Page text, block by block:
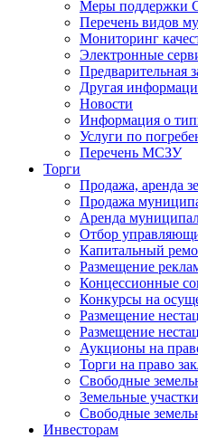
Меры поддержки
Перечень видов
Мониторинг
Электронные
Предварительная
Другая
Новости
Информация о
Услуги по
Перечень МСЗУ
Торги
Продажа, аренда
Продажа
Аренда
Отбор
Капитальный
Размещение
Концессионные
Конкурсы на
Размещение
Размещение
Аукционы на
Торги на право
Свободные
Земельные
Свободные
Инвесторам